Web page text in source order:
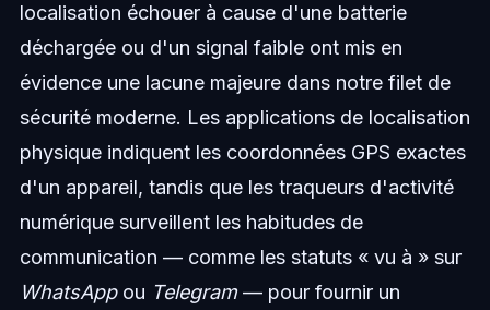
localisation échouer à cause d'une batterie
déchargée ou d'un signal faible ont mis en
évidence une lacune majeure dans notre filet de
sécurité moderne. Les applications de localisation
physique indiquent les coordonnées GPS exactes
d'un appareil, tandis que les traqueurs d'activité
numérique surveillent les habitudes de
communication — comme les statuts « vu à » sur
WhatsAppou Telegram— pour fournir un